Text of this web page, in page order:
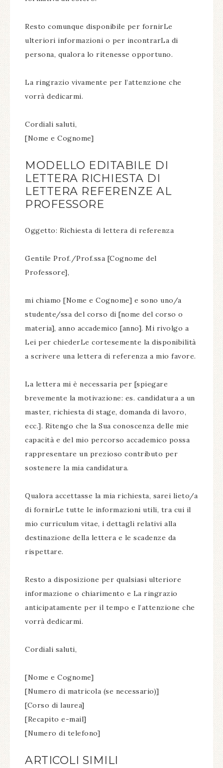
Resto comunque disponibile per fornirLe
ulteriori informazioni o per incontrarLa di
persona, qualora lo ritenesse opportuno.
La ringrazio vivamente per l’attenzione che
vorrà dedicarmi.
Cordiali saluti,
[Nome e Cognome]
MODELLO EDITABILE DI
LETTERA RICHIESTA DI
LETTERA REFERENZE AL
PROFESSORE
Oggetto: Richiesta di lettera di referenza
Gentile Prof./Prof.ssa [Cognome del
Professore],
mi chiamo [Nome e Cognome] e sono uno/a
studente/ssa del corso di [nome del corso o
materia], anno accademico [anno]. Mi rivolgo a
Lei per chiederLe cortesemente la disponibilità
a scrivere una lettera di referenza a mio favore.
La lettera mi è necessaria per [spiegare
brevemente la motivazione: es. candidatura a un
master, richiesta di stage, domanda di lavoro,
ecc.]. Ritengo che la Sua conoscenza delle mie
capacità e del mio percorso accademico possa
rappresentare un prezioso contributo per
sostenere la mia candidatura.
Qualora accettasse la mia richiesta, sarei lieto/a
di fornirLe tutte le informazioni utili, tra cui il
mio curriculum vitae, i dettagli relativi alla
destinazione della lettera e le scadenze da
rispettare.
Resto a disposizione per qualsiasi ulteriore
informazione o chiarimento e La ringrazio
anticipatamente per il tempo e l’attenzione che
vorrà dedicarmi.
Cordiali saluti,
[Nome e Cognome]
[Numero di matricola (se necessario)]
[Corso di laurea]
[Recapito e-mail]
[Numero di telefono]
ARTICOLI SIMILI